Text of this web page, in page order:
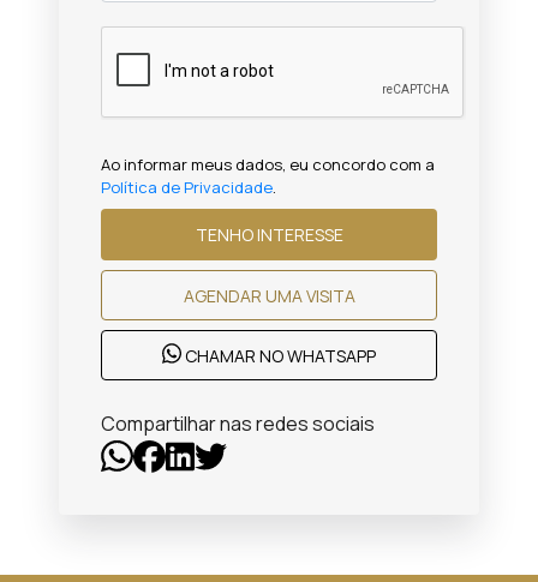
Ao informar meus dados, eu concordo com a
Política de Privacidade.
TENHO INTERESSE
AGENDAR UMA VISITA
CHAMAR NO WHATSAPP
Compartilhar nas redes sociais